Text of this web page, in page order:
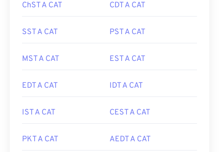
ChST A CAT CDT A CAT
SST A CAT PST A CAT
MST A CAT EST A CAT
EDT A CAT IDT A CAT
IST A CAT CEST A CAT
PKT A CAT AEDT A CAT